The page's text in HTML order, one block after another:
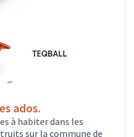
ados.
à habiter dans les
sur la commune de